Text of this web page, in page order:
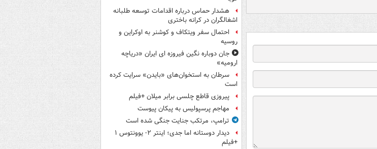
هشدار حماس درباره اقدامات توسعه طلبانه
اشغالگران در کرانه باختری
احتمال سفر ویتکاف و کوشنر به اوکراین و
روسیه
جان دوباره نگین فیروزه ای ایران «دریاچه
ارومیه»
سرطان به استخوان‌های «بایدن» سرایت کرده
است
پیروزی قاطع چلسی برابر میلان +فیلم
مهاجم پرسپولیس به پیکان پیوست
ترامپ، مرتکب جنایت جنگی شده است
دیدار دوستانه اما جدی؛ اینتر ۲- یوونتوس ۱
+فیلم